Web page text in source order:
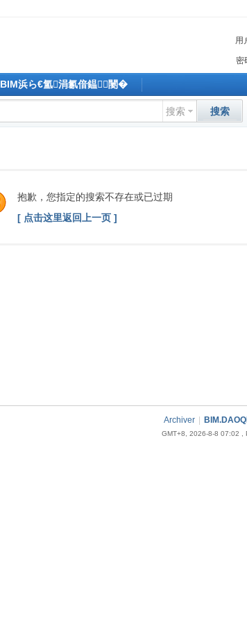
用
密
BIM浜ら€氳涓氱偣鎾闄�
搜索 搜索
抱歉，您指定的搜索不存在或已过期
[ 点击这里返回上一页 ]
Archiver
GMT+8, 2026-8-8 07:02 ,